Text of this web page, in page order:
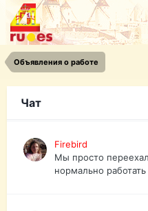
Объявления о работе
Чат
Телеграмм
Firebird
Друзья - из России
Firebird
Мы просто
нормально работать